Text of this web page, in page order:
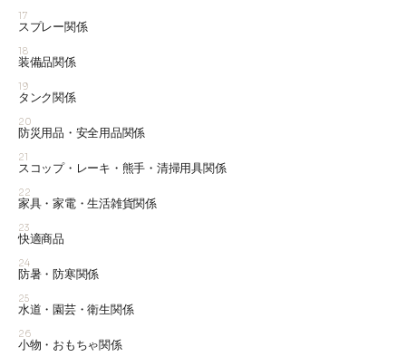
17
スプレー関係
18
装備品関係
19
タンク関係
20
防災用品・安全用品関係
21
スコップ・レーキ・熊手・清掃用具関係
22
家具・家電・生活雑貨関係
23
快適商品
24
防暑・防寒関係
25
水道・園芸・衛生関係
26
小物・おもちゃ関係